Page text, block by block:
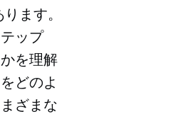
ます。
ップ
を理解
どのよ
ざまな